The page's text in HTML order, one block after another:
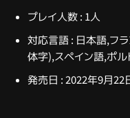
プレイ人数 : 1人
対応言語 : 日本語,フ
体字),スペイン語,ポ
発売日 : 2022年9月22